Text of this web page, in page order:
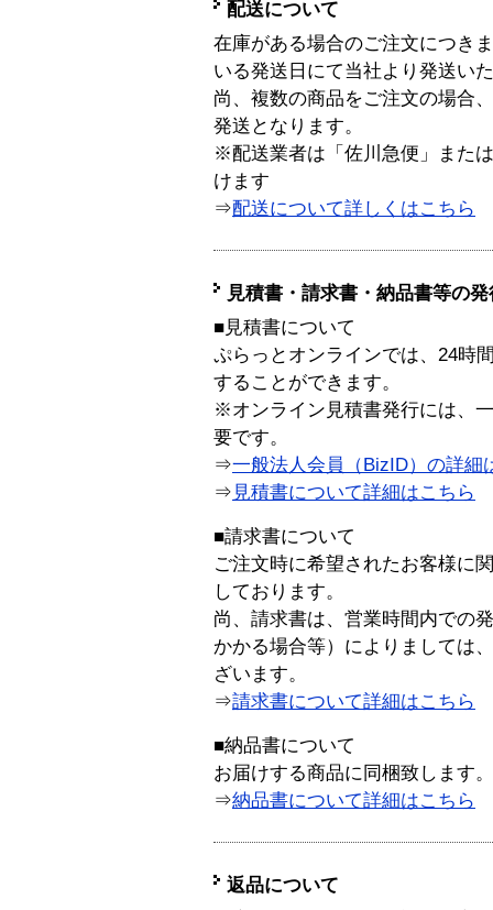
配送について
在庫がある場合のご注文につき
いる発送日にて当社より発送い
尚、複数の商品をご注文の場合
発送となります。
※配送業者は「佐川急便」また
けます
⇒配送について詳しくはこちら
見積書・請求書・納品書等の
■見積書について
ぷらっとオンラインでは、24時
することができます。
※オンライン見積書発行には、
要です。
⇒一般法人会員（BizID）の詳細
⇒ 見積書について詳細はこちら
■請求書について
ご注文時に希望されたお客様に
しております。
尚、請求書は、営業時間内での
かかる場合等）によりましては
ざいます。
⇒請求書について詳細はこちら
■納品書について
お届けする商品に同梱致します。
⇒納品書について詳細はこちら
返品について